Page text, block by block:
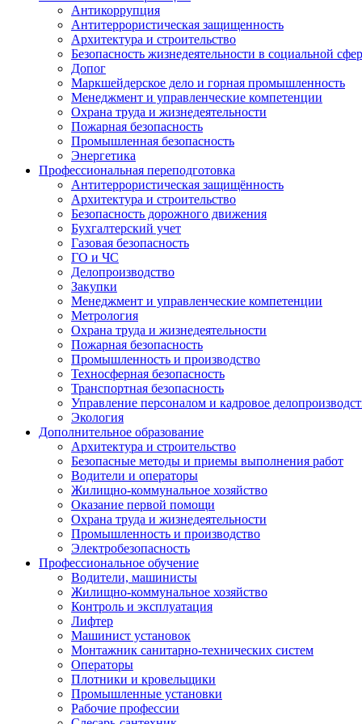
Антикоррупция
Антитеррористическая защищенность
Архитектура и строительство
Безопасность жизнедеятельности в социальной
Допог
Маркшейдерское дело и горная промышленность
Менеджмент и управленческие компетенции
Охрана труда и жизнедеятельности
Пожарная безопасность
Промышленная безопасность
Энергетика
Профессиональная переподготовка
Антитеррористическая защищённость
Архитектура и строительство
Безопасность дорожного движения
Бухгалтерский учет
Газовая безопасность
ГО и ЧС
Делопроизводство
Закупки
Менеджмент и управленческие компетенции
Метрология
Охрана труда и жизнедеятельности
Пожарная безопасность
Промышленность и производство
Техносферная безопасность
Транспортная безопасность
Управление персоналом и кадровое
Экология
Дополнительное образование
Архитектура и строительство
Безопасные методы и приемы выполнения работ
Водители и операторы
Жилищно-коммунальное хозяйство
Оказание первой помощи
Охрана труда и жизнедеятельности
Промышленность и производство
Электробезопасность
Профессиональное обучение
Водители, машинисты
Жилищно-коммунальное хозяйство
Контроль и эксплуатация
Лифтер
Машинист установок
Монтажник санитарно-технических систем
Операторы
Плотники и кровельщики
Промышленные установки
Рабочие профессии